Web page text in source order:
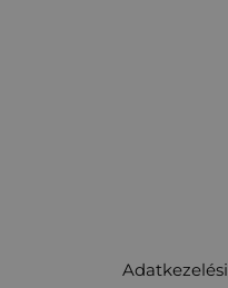
Adatkezelési